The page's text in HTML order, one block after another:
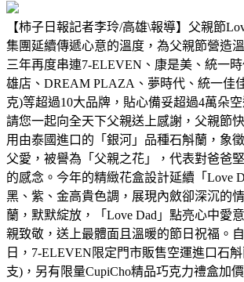
【柿子日報記者李玲/高雄\報導】父親節
集團延續傳遞心意的溫度，為父親節營造
三年再度串連7-ELEVEN、康是美、統一
雄店、DREAM PLAZA、夢時代、統一佳
克)等超過10大品牌，貼心備妥超過4萬朵
請您一起向全天下父親送上感謝，父親節
用由泰國進口的「銀河」品種石斛蘭，象
父愛，被譽為「父親之花」，代表對爸爸
的感念。今年的精緻花盒設計延續「Love
黑、紫、金高貴色調，展現內斂卻深沉的
蘭，默默綻放，「Love Dad」點亮心中愛
親致敬，送上最體面且溫暖的節日祝福。
日，7-ELEVEN限定門市販售空運進口石
支)，另有限量CupiCho精品巧克力禮盒加